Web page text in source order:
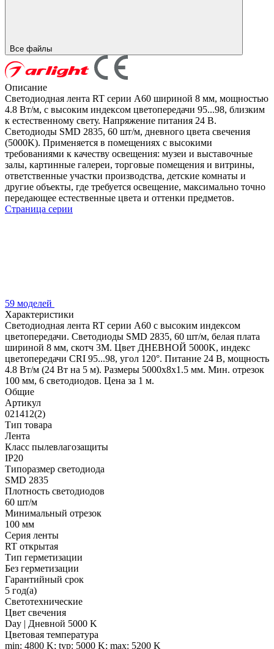
Все файлы
Описание
Светодиодная лента RT серии A60 шириной 8 мм, мощностью
4.8 Вт/м, с высоким индексом цветопередачи 95...98, близким
к естественному свету. Напряжение питания 24 В.
Светодиоды SMD 2835, 60 шт/м, дневного цвета свечения
(5000K). Применяется в помещениях с высокими
требованиями к качеству освещения: музеи и выставочные
залы, картинные галереи, торговые помещения и витрины,
ответственные участки производства, детские комнаты и
другие объекты, где требуется освещение, максимально точно
передающее естественные цвета и оттенки предметов.
Страница серии
59 моделей
Характеристики
Светодиодная лента RT серии A60 с высоким индексом
цветопередачи. Светодиоды SMD 2835, 60 шт/м, белая плата
шириной 8 мм, скотч 3М. Цвет ДНЕВНОЙ 5000K, индекс
цветопередачи CRI 95...98, угол 120°. Питание 24 В, мощность
4.8 Вт/м (24 Вт на 5 м). Размеры 5000х8х1.5 мм. Мин. отрезок
100 мм, 6 светодиодов. Цена за 1 м.
Общие
Артикул
021412(2)
Тип товара
Лента
Класс пылевлагозащиты
IP20
Типоразмер светодиода
SMD 2835
Плотность светодиодов
60 шт/м
Минимальный отрезок
100 мм
Серия ленты
RT открытая
Тип герметизации
Без герметизации
Гарантийный срок
5 год(а)
Светотехнические
Цвет свечения
Day | Дневной 5000 K
Цветовая температура
min: 4800 K; typ: 5000 K; max: 5200 K